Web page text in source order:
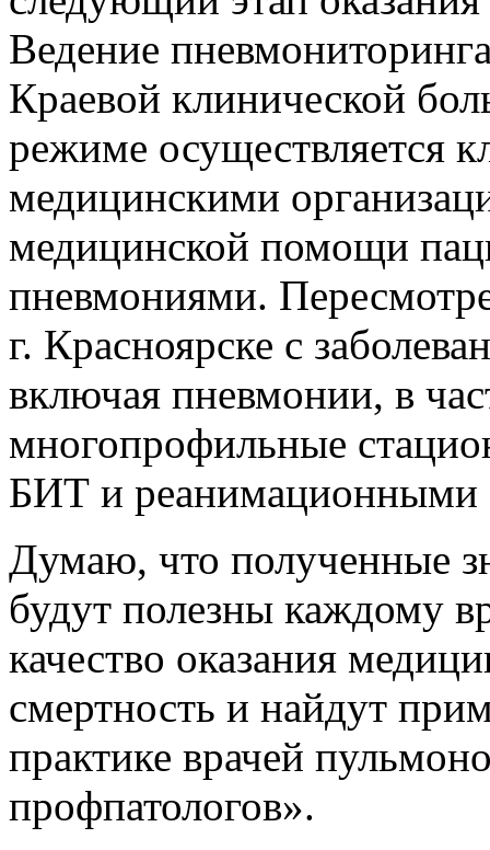
Ведение
Краевой клинической
режиме осуществляется
медицинскими
медицинской помощи
пневмониями.
г. Красноярске с
включая пневмонии, в
многопрофильные
БИТ и реанимационными
Думаю, что полученные
будут полезны каждому
качество оказания
смертность и найдут
практике врачей
профпатологов».